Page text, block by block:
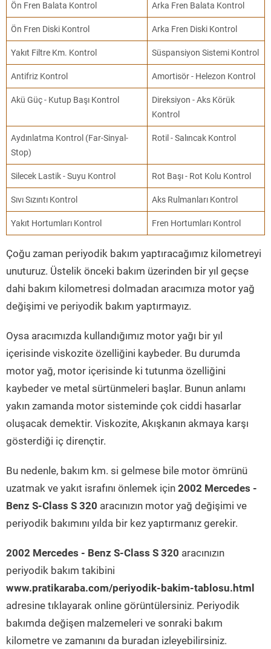
Ön Fren Balata Kontrol Arka Fren Balata Kontrol
Ön Fren Diski Kontrol Arka Fren Diski Kontrol
Yakıt Filtre Km. Kontrol Süspansiyon Sistemi Kontrol
Antifriz Kontrol Amortisör - Helezon Kontrol
Akü Güç - Kutup Başı Kontrol
Direksiyon - Aks Körük
Kontrol
Aydınlatma Kontrol (Far-Sinyal-
Stop)
Rotil - Salıncak Kontrol
Silecek Lastik - Suyu Kontrol Rot Başı - Rot Kolu Kontrol
Sıvı Sızıntı Kontrol Aks Rulmanları Kontrol
Yakıt Hortumları Kontrol Fren Hortumları Kontrol
Çoğu zaman periyodik bakım yaptıracağımız kilometreyi
unuturuz. Üstelik önceki bakım üzerinden bir yıl geçse
dahi bakım kilometresi dolmadan aracımıza motor yağ
değişimi ve periyodik bakım yaptırmayız.
Oysa aracımızda kullandığımız motor yağı bir yıl
içerisinde viskozite özelliğini kaybeder. Bu durumda
motor yağ, motor içerisinde ki tutunma özelliğini
kaybeder ve metal sürtünmeleri başlar. Bunun anlamı
yakın zamanda motor sisteminde çok ciddi hasarlar
oluşacak demektir. Viskozite, Akışkanın akmaya karşı
gösterdiği iç dirençtir.
Bu nedenle, bakım km. si gelmese bile motor ömrünü
uzatmak ve yakıt israfını önlemek için 2002 Mercedes -
Benz S-Class S 320 aracınızın motor yağ değişimi ve
periyodik bakımını yılda bir kez yaptırmanız gerekir.
2002 Mercedes - Benz S-Class S 320 aracınızın
periyodik bakım takibini
www.pratikaraba.com/periyodik-bakim-tablosu.html
adresine tıklayarak online görüntülersiniz. Periyodik
bakımda değişen malzemeleri ve sonraki bakım
kilometre ve zamanını da buradan izleyebilirsiniz.